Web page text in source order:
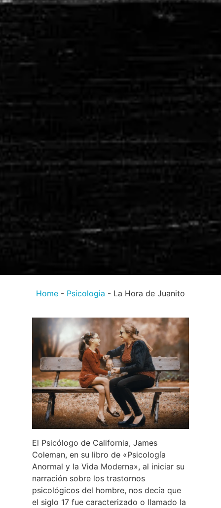
Home - Psicologia - La Hora de Juanito
El Psicólogo de California, James
Coleman, en su libro de «Psicología
Anormal y la Vida Moderna», al iniciar su
narración sobre los trastornos
psicológicos del hombre, nos decía que
el siglo 17 fue caracterizado o llamado la